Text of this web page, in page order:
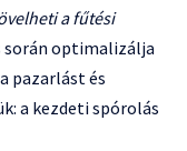
a fűtési
során optimalizálja
pazarlást és
a kezdeti spórolás